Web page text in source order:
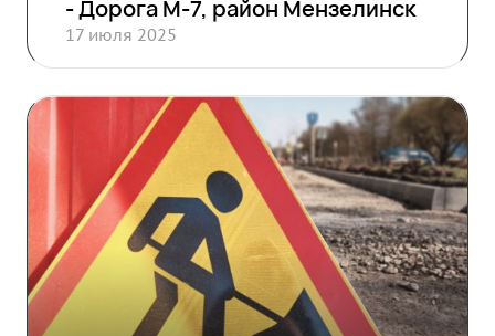
- Дорога М-7, район Мензелинск
17 июля 2025